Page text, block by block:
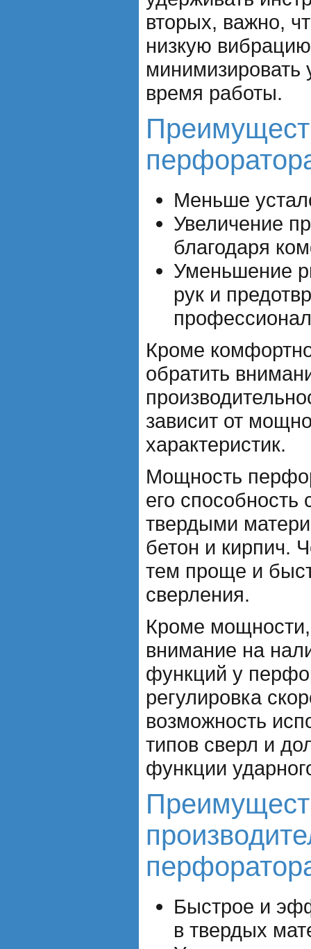
вторых, важно,
низкую
минимизировать
время работы.
Меньше
Увеличение
благодаря
Уменьшение
рук и
Кроме
обратить
зависит от
характеристик.
Мощность
его способность
твердыми
бетон и кирпич.
тем проще и
сверления.
Кроме мощности,
внимание на
функций у
регулировка
возможность
типов сверл и
функции
Быстрое и
в твердых